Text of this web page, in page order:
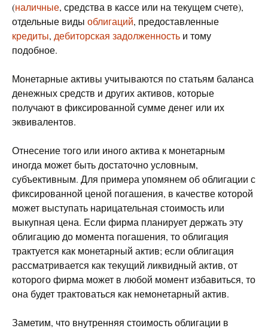
(наличные, средства в кассе или на текущем счете),
отдельные виды облигаций, предоставленные
кредиты, дебиторская задолженность и тому
подобное.
Монетарные активы учитываются по статьям баланса
денежных средств и других активов, которые
получают в фиксированной сумме денег или их
эквивалентов.
Отнесение того или иного актива к монетарным
иногда может быть достаточно условным,
субъективным. Для примера упомянем об облигации с
фиксированной ценой погашения, в качестве которой
может выступать нарицательная стоимость или
выкупная цена. Если фирма планирует держать эту
облигацию до момента погашения, то облигация
трактуется как монетарный актив; если облигация
рассматривается как текущий ликвидный актив, от
которого фирма может в любой момент избавиться, то
она будет трактоваться как немонетарный актив.
Заметим, что внутренняя стоимость облигации в